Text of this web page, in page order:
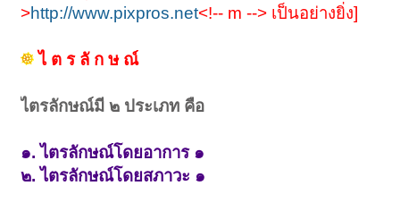
>http://www.pixpros.net<!-- m --> เป็นอย่างยิ่ง]
ไ ต ร ลั ก ษ ณ์
ไตรลักษณ์มี ๒ ประเภท คือ
๑. ไตรลักษณ์โดยอาการ ๑
๒. ไตรลักษณ์โดยสภาวะ ๑